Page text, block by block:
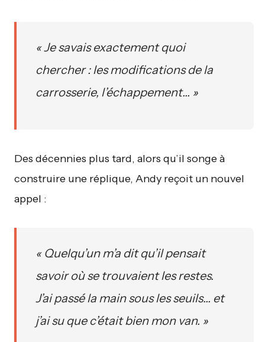
« Je savais exactement quoi
chercher : les modifications de la
carrosserie, l’échappement… »
Des décennies plus tard, alors qu’il songe à
construire une réplique, Andy reçoit un nouvel
appel :
« Quelqu’un m’a dit qu’il pensait
savoir où se trouvaient les restes.
J’ai passé la main sous les seuils… et
j’ai su que c’était bienmonvan. »